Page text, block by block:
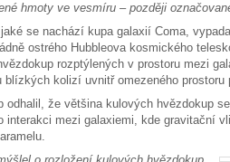
hmoty ve vesmíru – později
se nachází kupa galaxií Coma,
ostrého Hubbleova kosmického
rozptýlených v prostoru mezi
kolizí uvnitř omezeného prostoru
odhalil, že většina kulových hvězdokup
interakci mezi galaxiemi, kde gravitační